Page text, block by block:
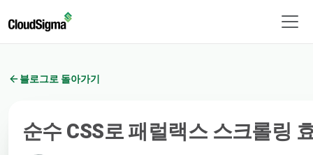
블로그로 돌아가기
순수 CSS로 패럴랙스 스크롤링